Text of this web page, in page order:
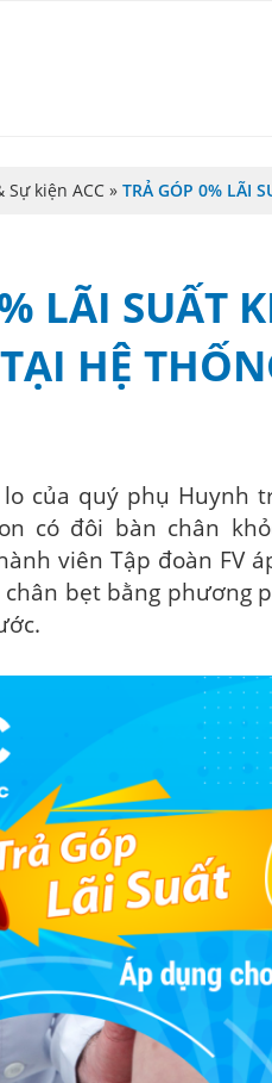
Sự kiện ACC » TRẢ GÓP 0% LÃI
LÃI SUẤT
HỆ
của quý phụ Huynh
có đôi bàn chân
viên Tập đoàn FV
bẹt bằng phương